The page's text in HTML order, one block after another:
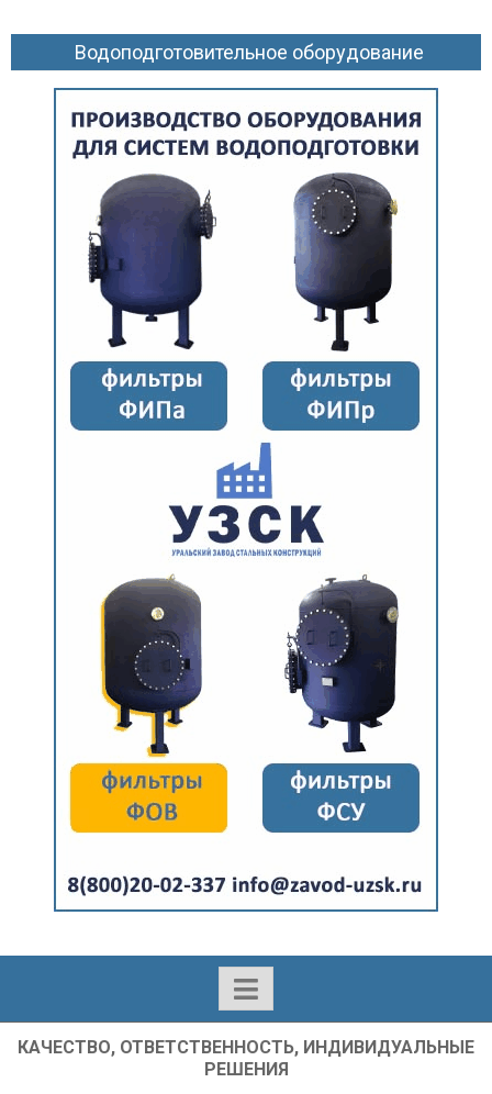
Водоподготовительное оборудование
КАЧЕСТВО, ОТВЕТСТВЕННОСТЬ, ИНДИВИДУАЛЬНЫЕ
РЕШЕНИЯ